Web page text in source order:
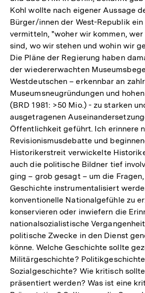
Kohl wollte nach eigener Aussage
Bürger/innen der West-Republik ein
vermitteln, "woher wir kommen,
sind, wo wir stehen und wohin wir
Die Pläne der Regierung haben
der wiedererwachten
Westdeutschen – erkennbar an
Museumsneugründungen und
(BRD 1981: >50 Mio.) - zu starken
ausgetragenen
Öffentlichkeit geführt. Ich erinnere
Revisionismusdebatte und
Historikerstreit verwickelte
auch die politische Bildner tief
ging – grob gesagt – um die
Geschichte instrumentalisiert
konventionelle Nationalgefühle zu
konservieren oder inwiefern die
nationalsozialistische
politische Zwecke in den Dienst
könne. Welche Geschichte sollte
Militärgeschichte?
Sozialgeschichte? Wie kritisch
präsentiert werden? Was ist eine